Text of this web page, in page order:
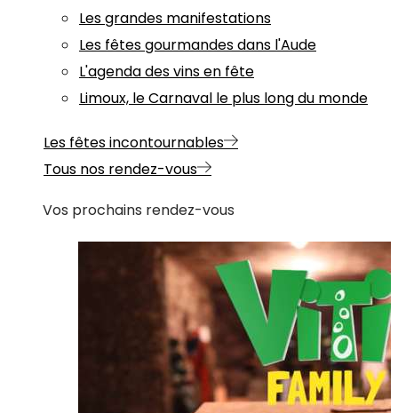
Les grandes manifestations
Les fêtes gourmandes dans l'Aude
L'agenda des vins en fête
Limoux, le Carnaval le plus long du monde
Les fêtes incontournables
Tous nos rendez-vous
Vos prochains rendez-vous